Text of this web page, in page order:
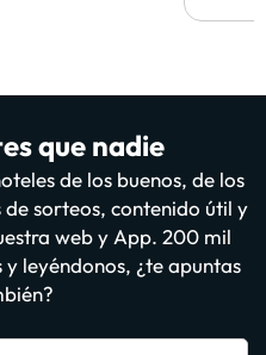
que nadie
de los buenos, de los
sorteos, contenido útil y
web y App. 200 mil
leyéndonos, ¿te apuntas